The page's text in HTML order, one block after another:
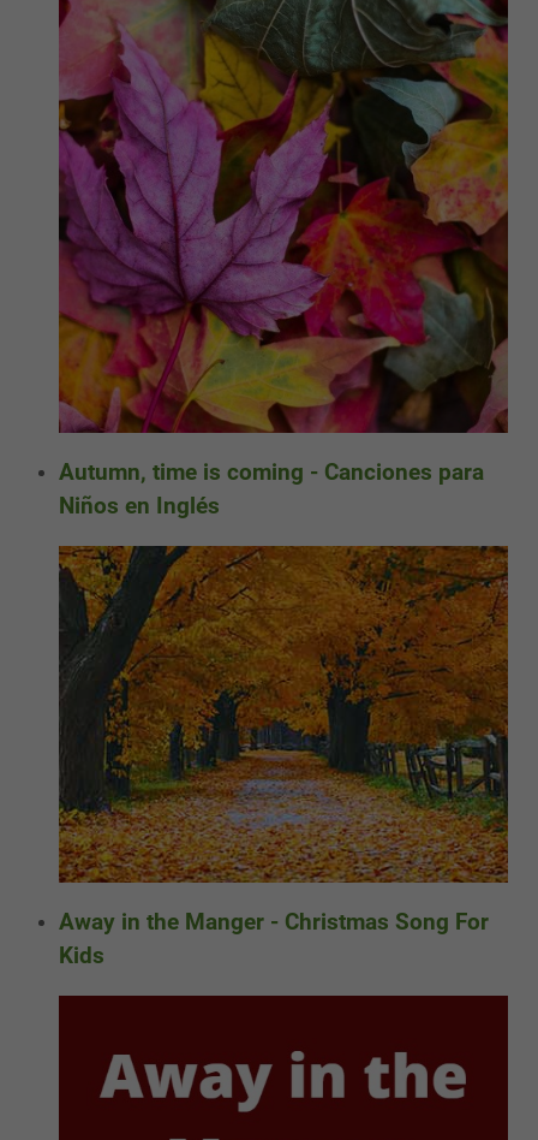
Autumn, time is coming - Canciones para
Niños en Inglés
Away in the Manger - Christmas Song For
Kids